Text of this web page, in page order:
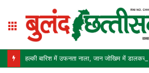
Menu